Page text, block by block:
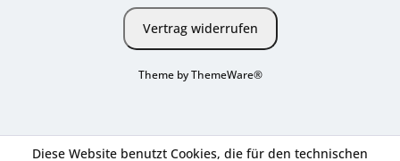
Vertrag widerrufen
Theme byThemeWare®
Diese Website benutzt Cookies, die für den technischen